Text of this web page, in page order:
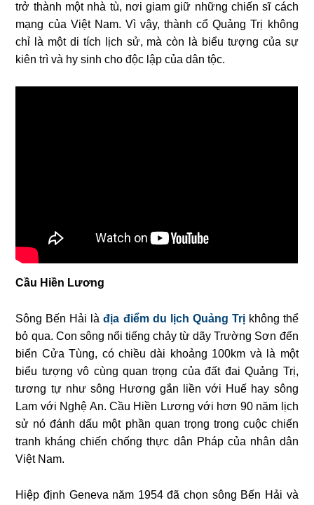
trở thành một nhà tù, nơi giam giữ những chiến sĩ cách
mạng của Việt Nam. Vì vậy, thành cổ Quảng Trị không
chỉ là một di tích lịch sử, mà còn là biểu tượng của sự
kiên trì và hy sinh cho độc lập của dân tộc.
Cầu Hiền Lương
Sông Bến Hải làđịa điểm du lịch Quảng Trịkhông thể
bỏ qua. Con sông nổi tiếng chảy từ dãy Trường Sơn đến
biển Cửa Tùng, có chiều dài khoảng 100km và là một
biểu tượng vô cùng quan trọng của đất đai Quảng Trị,
tương tự như sông Hương gắn liền với Huế hay sông
Lam với Nghệ An. Cầu Hiền Lương với hơn 90 năm lịch
sử nó đánh dấu một phần quan trọng trong cuộc chiến
tranh kháng chiến chống thực dân Pháp của nhân dân
Việt Nam.
Hiệp định Geneva năm 1954 đã chọn sông Bến Hải và